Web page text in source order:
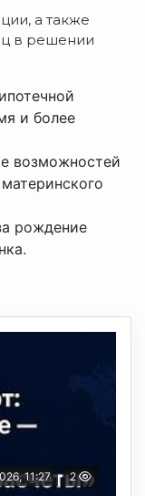
а также
в решении
и более
возможностей
рождение
11:27 2